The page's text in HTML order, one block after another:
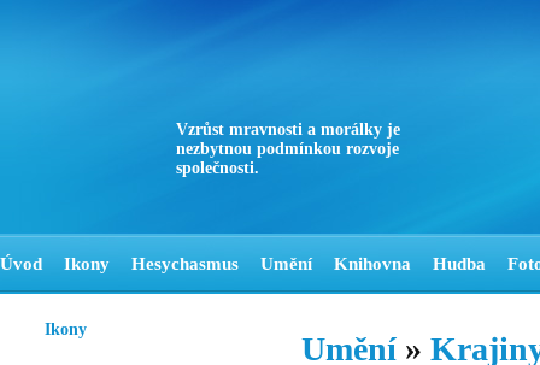
Vzrůst mravnosti a morálky je
nezbytnou podmínkou rozvoje
společnosti.
Úvod Ikony Hesychasmus Umění Knihovna Hudba
Ikony
Umění »